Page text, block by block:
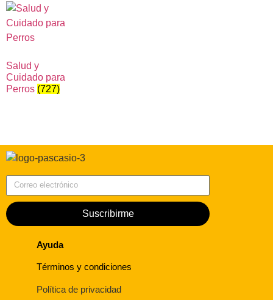
Salud y
Cuidado para
Perros (727)
Suscribirme
Ayuda
Términos y condiciones
Política de privacidad